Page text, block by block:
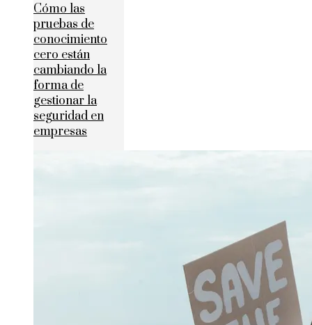
Cómo las
pruebas de
conocimiento
cero están
cambiando la
forma de
gestionar la
seguridad en
empresas